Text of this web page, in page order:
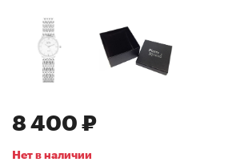
8 400 ₽
Нет в наличии